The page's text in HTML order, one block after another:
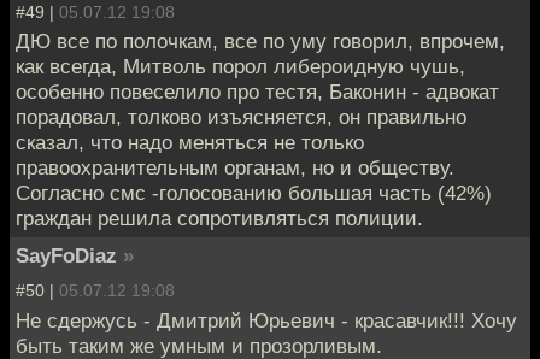
#49 | 05.07.12 19:08
ДЮ все по полочкам, все по уму говорил, впрочем,
как всегда, Митволь порол либероидную чушь,
особенно повеселило про тестя, Баконин - адвокат
порадовал, толково изъясняется, он правильно
сказал, что надо меняться не только
правоохранительным органам, но и обществу.
Согласно смс -голосованию большая часть (42%)
граждан решила сопротивляться полиции.
SayFoDiaz »
#50 | 05.07.12 19:08
Не сдержусь - Дмитрий Юрьевич - красавчик!!! Хочу
быть таким же умным и прозорливым.